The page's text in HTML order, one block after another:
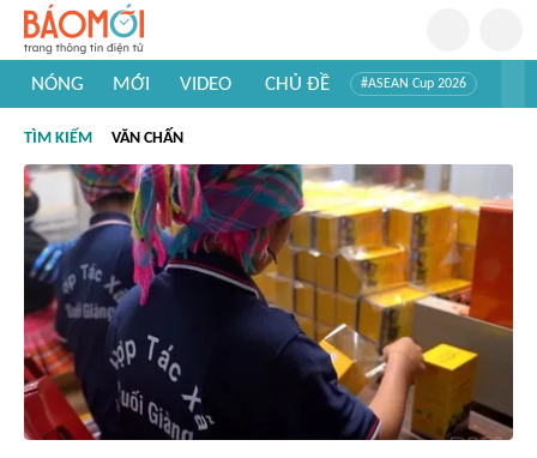
NÓNG MỚI VIDEO CHỦ ĐỀ #ASEAN Cup 2026
#Khám phá thế giới
TÌM KIẾM VĂN CHẤN